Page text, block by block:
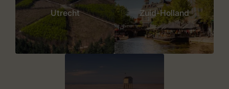
Utrecht Zuid-Holland